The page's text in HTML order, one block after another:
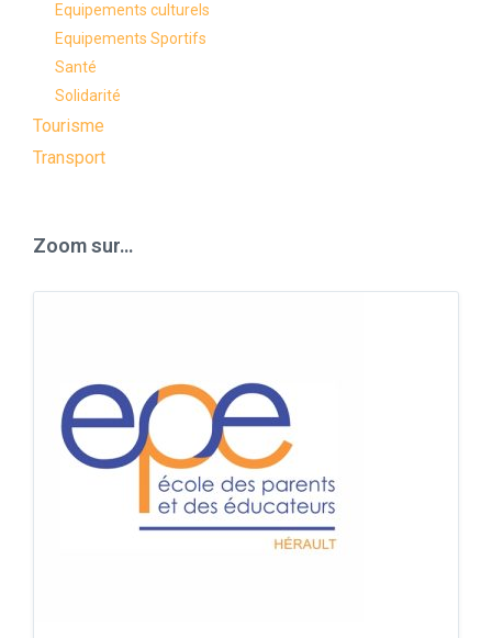
Equipements culturels
Equipements Sportifs
Santé
Solidarité
Tourisme
Transport
Zoom sur…